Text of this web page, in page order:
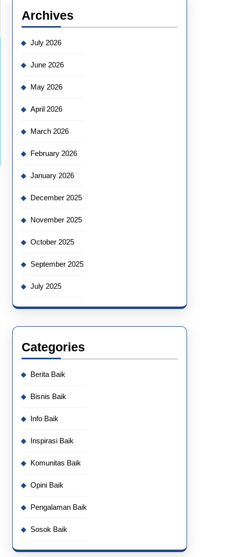
Archives
July 2026
June 2026
May 2026
April 2026
March 2026
February 2026
January 2026
December 2025
November 2025
October 2025
September 2025
July 2025
Categories
Berita Baik
Bisnis Baik
Info Baik
Inspirasi Baik
Komunitas Baik
Opini Baik
Pengalaman Baik
Sosok Baik